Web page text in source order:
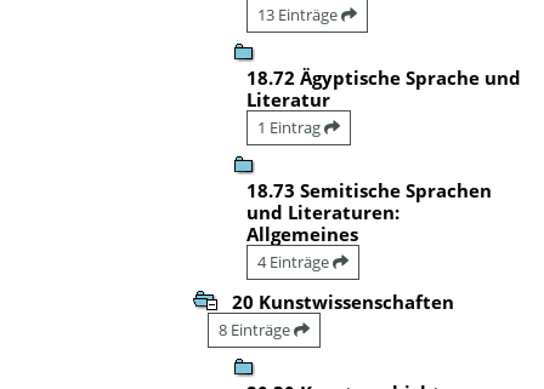
13 Einträge
18.72 Ägyptische Sprache und
Literatur
1 Eintrag
18.73 Semitische Sprachen
und Literaturen:
Allgemeines
4 Einträge
20 Kunstwissenschaften
8 Einträge